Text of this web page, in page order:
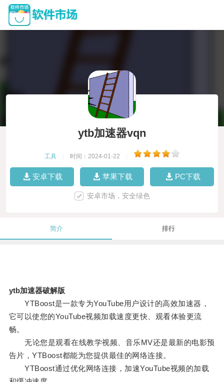
ytb加速器vqn
工具 时间：2024-01-22
安卓下载 苹果下载 PC下载
安卓市场，安全绿色
简介 排行
ytb加速器破解版
YTBoost是一款专为YouTube用户设计的高效加速器，
它可以使您的YouTube视频加载速度更快、观看体验更流
畅。
无论您是观看在线教学视频、音乐MV还是最新的电影预
告片，YTBoost都能为您提供最佳的网络连接。
YTBoost通过优化网络连接，加速YouTube视频的加载